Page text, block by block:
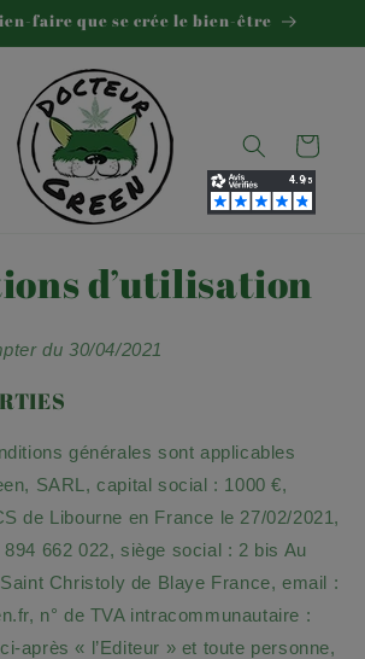
faire que se crée le bien-être
Panier
d’utilisation
du30/04/2021
générales sont applicables
, SARL , capital social : 1000 €,
de Libourne en France le 27/02/2021 ,
894 662 022, siège social : 2 bis Au
Christoly de Blaye France, email :
, n° de TVA intracommunautaire :
après « l’Editeur » et toute personne,